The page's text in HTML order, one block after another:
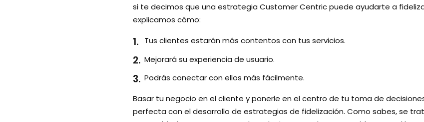
si te decimos que una estrategia Customer Centric puede ayudarte a
explicamos cómo:
Tus clientes estarán más contentos con tus servicios.
Mejorará su experiencia de usuario.
Podrás conectar con ellos más fácilmente.
Basar tu negocio en el cliente y ponerle en el centro de tu toma de
perfecta con el desarrollo de estrategias de fidelización. Como sabes, se